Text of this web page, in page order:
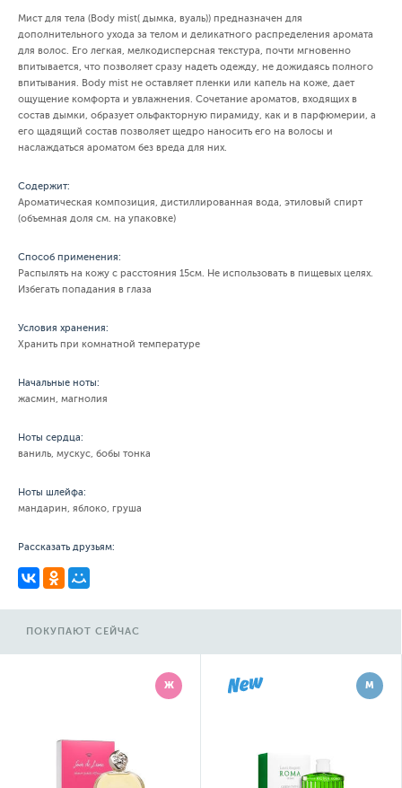
Мист для тела (Body mist( дымка, вуаль)) предназначен для
дополнительного ухода за телом и деликатного распределения аромата
для волос. Его легкая, мелкодисперсная текстура, почти мгновенно
впитывается, что позволяет сразу надеть одежду, не дожидаясь полного
впитывания. Body mist не оставляет пленки или капель на коже, дает
ощущение комфорта и увлажнения. Сочетание ароматов, входящих в
состав дымки, образует ольфакторную пирамиду, как и в парфюмерии, а
его щадящий состав позволяет щедро наносить его на волосы и
наслаждаться ароматом без вреда для них.
Содержит:
Ароматическая композиция, дистиллированная вода, этиловый спирт
(объемная доля см. на упаковке)
Способ применения:
Распылять на кожу с расстояния 15см. Не использовать в пищевых целях.
Избегать попадания в глаза
Условия хранения:
Хранить при комнатной температуре
Начальные ноты:
жасмин, магнолия
Ноты сердца:
ваниль, мускус, бобы тонка
Ноты шлейфа:
мандарин, яблоко, груша
Рассказать друзьям:
ПОКУПАЮТ СЕЙЧАС
Ж М